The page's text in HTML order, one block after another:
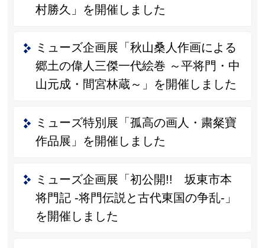
村勝久」を開催しました
ミューズ企画展「秋山桑人作画による
郷土の偉人三傑一代絵巻 ～平将門・中
山元成・間宮林蔵～」を開催しました
ミューズ特別展「孤高の画人・粛粲寶
作品展」を開催しました
ミューズ企画展「初公開!! 坂東市本
将門記 -将門伝説と古代東国の争乱-」
を開催しました